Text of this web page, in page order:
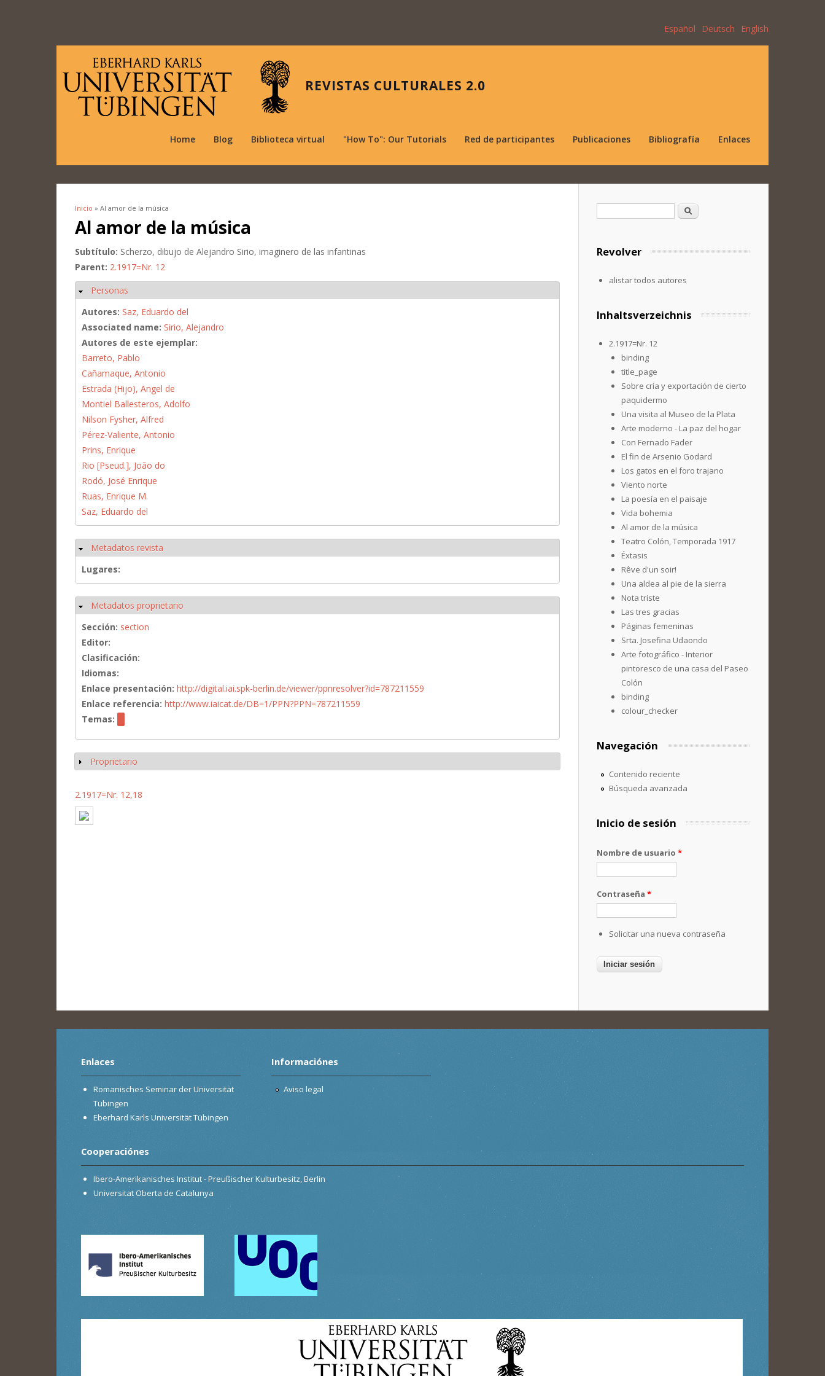
Español Deutsch English
REVISTAS CULTURALES 2.0
Home Blog Biblioteca virtual "How To": Our Tutorials Red de participantes Publicaciones Bibliografía Enlaces
Se encuentra usted aquí
Inicio » Al amor de la música
Al amor de la música
Subtítulo: Scherzo, dibujo de Alejandro Sirio, imaginero de las infantinas
Parent: 2.1917=Nr. 12
Ocultar
Personas
Autores: Saz, Eduardo del
Associated name: Sirio, Alejandro
Autores de este ejemplar:
Barreto, Pablo
Cañamaque, Antonio
Estrada (Hijo), Angel de
Montiel Ballesteros, Adolfo
Nilson Fysher, Alfred
Pérez-Valiente, Antonio
Prins, Enrique
Rio [Pseud.], João do
Rodó, José Enrique
Ruas, Enrique M.
Saz, Eduardo del
Ocultar
Metadatos revista
Lugares:
Ocultar
Metadatos proprietario
Sección: section
Editor:
Clasificación:
Idiomas:
Enlace presentación: http://digital.iai.spk-berlin.de/viewer/ppnresolver?id=787211559
Enlace referencia: http://www.iaicat.de/DB=1/PPN?PPN=787211559
Temas:
Mostrar
Proprietario
2.1917=Nr. 12,18
Formulario de búsqueda
Buscar
Revolver
alistar todos autores
Inhaltsverzeichnis
2.1917=Nr. 12
binding
title_page
Sobre cría y exportación de cierto
paquidermo
Una visita al Museo de la Plata
Arte moderno - La paz del hogar
Con Fernado Fader
El fin de Arsenio Godard
Los gatos en el foro trajano
Viento norte
La poesía en el paisaje
Vida bohemia
Al amor de la música
Teatro Colón, Temporada 1917
Éxtasis
Rêve d'un soir!
Una aldea al pie de la sierra
Nota triste
Las tres gracias
Páginas femeninas
Srta. Josefina Udaondo
Arte fotográfico - Interior
pintoresco de una casa del Paseo
Colón
binding
colour_checker
Navegación
Contenido reciente
Búsqueda avanzada
Inicio de sesión
Nombre de usuario *
Contraseña *
Solicitar una nueva contraseña
Enlaces
Romanisches Seminar der Universität
Tübingen
Eberhard Karls Universität Tübingen
Informaciónes
Aviso legal
Cooperaciónes
Ibero-Amerikanisches Institut - Preußischer Kulturbesitz, Berlin
Universitat Oberta de Catalunya